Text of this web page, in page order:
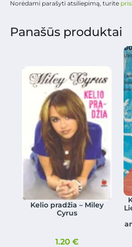
Norėdami parašyti atsiliepimą, turite
Panašūs produktai
Kelio pradžia – Miley
Cyrus
1.20 €